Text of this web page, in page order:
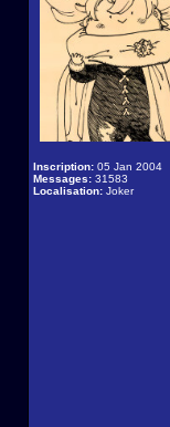
Inscription: 05 Jan 2004
Messages: 31583
Localisation: Joker